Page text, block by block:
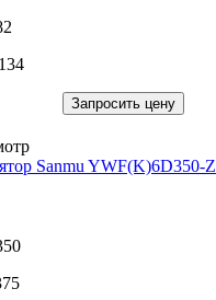
Запросить цену
Sanmu YWF(K)6D350-Z